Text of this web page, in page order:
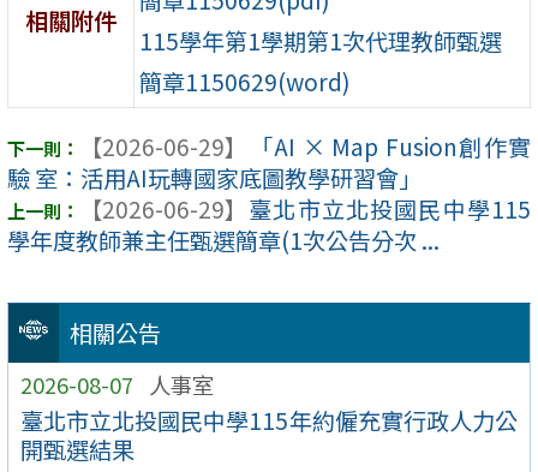
相關公告
2026-08-07 人事室
臺北市立北投國民中學115年約僱充實行政人力公
開甄選結果
相關附件
115學年第1學期第1次代理教師甄選
簡章1150629(word)
【2026-06-29】
「AI × Map Fusion創作實
驗 室：活用AI玩轉國家底圖教學研習會」
【2026-06-29】 臺北市立北投國民中學115
學年度教師兼主任甄選簡章(1次公告分次 ...